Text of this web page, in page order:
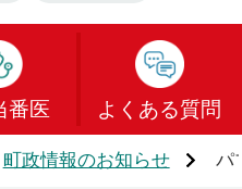
番医 よくある質問
町政情報のお知らせ パ